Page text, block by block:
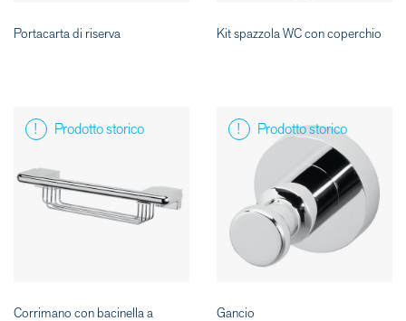
Portacarta di riserva Kit spazzola WC con coperchio
Prodotto storico
Corrimano con bacinella a
Prodotto storico
Gancio